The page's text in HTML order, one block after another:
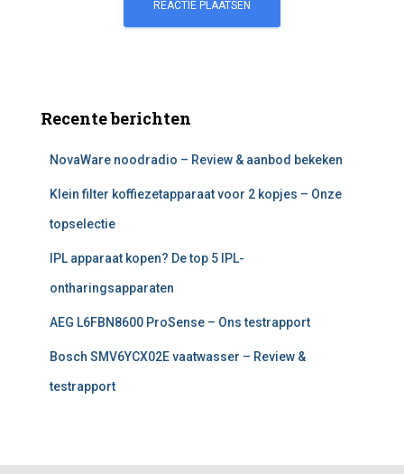
Recente berichten
NovaWare noodradio – Review & aanbod bekeken
Klein filter koffiezetapparaat voor 2 kopjes – Onze
topselectie
IPL apparaat kopen? De top 5 IPL-
ontharingsapparaten
AEG L6FBN8600 ProSense – Ons testrapport
Bosch SMV6YCX02E vaatwasser – Review &
testrapport